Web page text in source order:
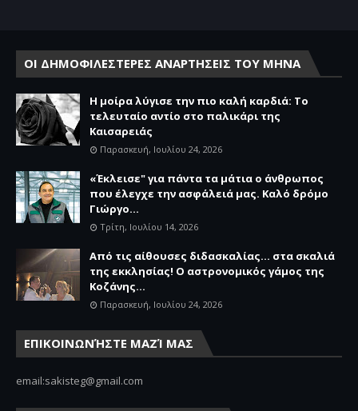
ΟΙ ΔΗΜΟΦΙΛΕΣΤΕΡΕΣ ΑΝΑΡΤΗΣΕΙΣ ΤΟΥ ΜΗΝΑ
Η μοίρα λύγισε την πιο καλή καρδιά: Το
τελευταίο αντίο στο παλικάρι της
Καισαρειάς
Παρασκευή, Ιουλίου 24, 2026
«Έκλεισε" για πάντα τα μάτια ο άνθρωπος
που έλεγχε την ασφάλειά μας. Καλό δρόμο
Γιώργο...
Τρίτη, Ιουλίου 14, 2026
Από τις αίθουσες διδασκαλίας… στα σκαλιά
της εκκλησίας! Ο αστρονομικός γάμος της
Κοζάνης...
Παρασκευή, Ιουλίου 24, 2026
ΕΠΙΚΟΙΝΩΝΉΣΤΕ ΜΑΖΊ ΜΑΣ
email:sakisteg@gmail.com